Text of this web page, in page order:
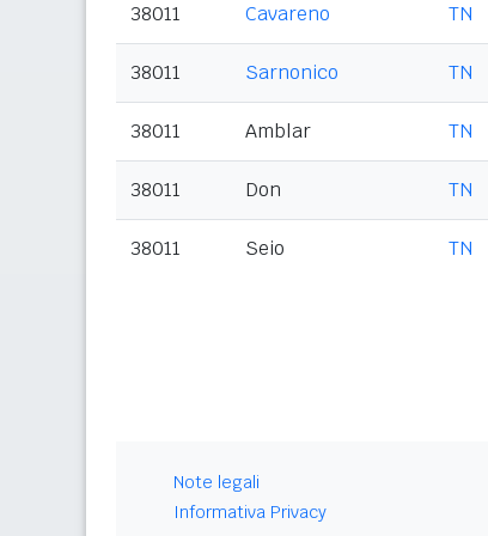
38011 Cavareno TN
38011 Sarnonico TN
38011 Amblar TN
38011 Don TN
38011 Seio TN
Note legali
Informativa Privacy